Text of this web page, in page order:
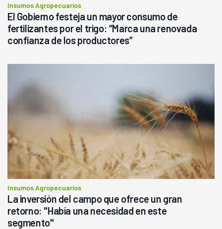
Insumos Agropecuarios
El Gobierno festeja un mayor consumo de
fertilizantes por el trigo: “Marca una renovada
confianza de los productores”
Insumos Agropecuarios
La inversión del campo que ofrece un gran
retorno: "Había una necesidad en este
segmento"